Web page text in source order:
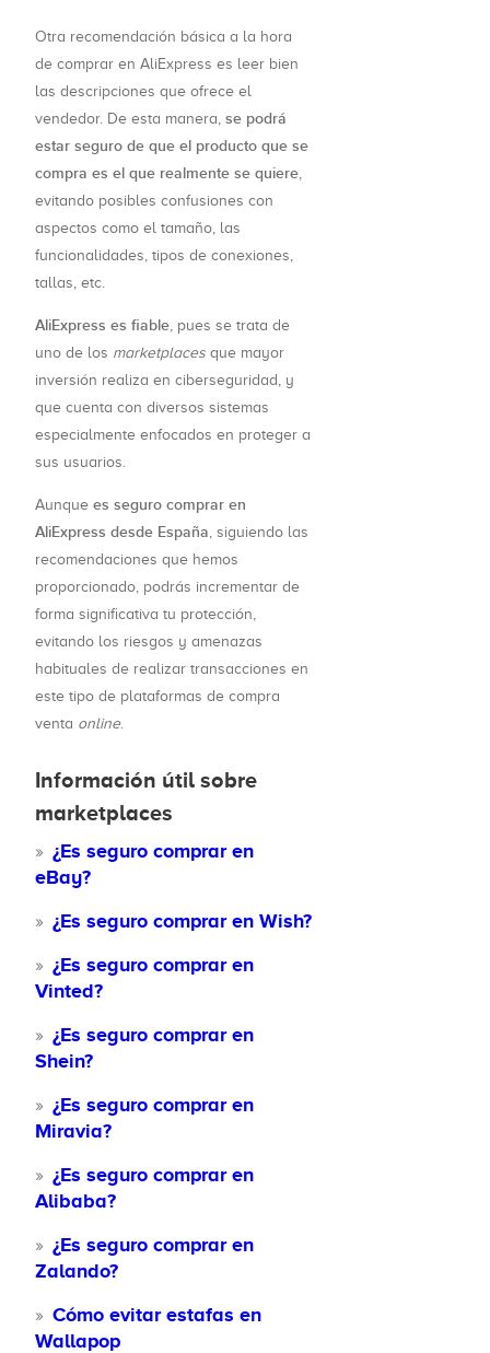
Otra recomendación básica a la hora
de comprar en AliExpress es leer bien
las descripciones que ofrece el
vendedor. De esta manera, se podrá
estar seguro de que el producto que se
compra es el que realmente se quiere
evitando posibles confusiones con
aspectos como el tamaño, las
funcionalidades, tipos de conexiones,
tallas, etc.
AliExpress es fiable , pues se trata de
uno de los marketplaces que mayor
inversión realiza en ciberseguridad, y
que cuenta con diversos sistemas
especialmente enfocados en proteger a
sus usuarios.
Aunque es seguro comprar en
AliExpress desde España , siguiendo las
recomendaciones que hemos
proporcionado, podrás incrementar de
forma significativa tu protección,
evitando los riesgos y amenazas
habituales de realizar transacciones en
este tipo de plataformas de compra
venta online.
Información útil sobre
marketplaces
¿Es seguro comprar en
eBay?
¿Es seguro comprar en Wish?
¿Es seguro comprar en
Vinted?
¿Es seguro comprar en
Shein?
¿Es seguro comprar en
Miravia?
¿Es seguro comprar en
Alibaba?
¿Es seguro comprar en
Zalando?
Cómo evitar estafas en
Wallapop